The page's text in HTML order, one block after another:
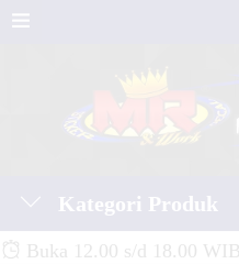
Kategori Produk
Buka 12.00 s/d 18.00